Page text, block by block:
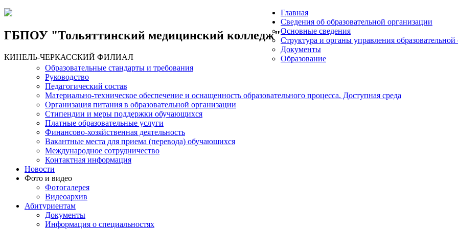
Jump to Content
Jump to Navigation
ГБПОУ "Тольяттинский медицинский колледж"
КИНЕЛЬ-ЧЕРКАССКИЙ ФИЛИАЛ
Главная
Сведения об образовательной организации
Основные сведения
Структура и органы управления образовательной
Документы
Образование
Образовательные стандарты и требования
Руководство
Педагогический состав
Материально-техническое обеспечение и оснащенность образовательного процесса. Доступная среда
Организация питания в образовательной организации
Стипендии и меры поддержки обучающихся
Платные образовательные услуги
Финансово-хозяйственная деятельность
Вакантные места для приема (перевода) обучающихся
Международное сотрудничество
Контактная информация
Новости
Фото и видео
Фотогалерея
Видеоархив
Абитуриентам
Документы
Информация о специальностях